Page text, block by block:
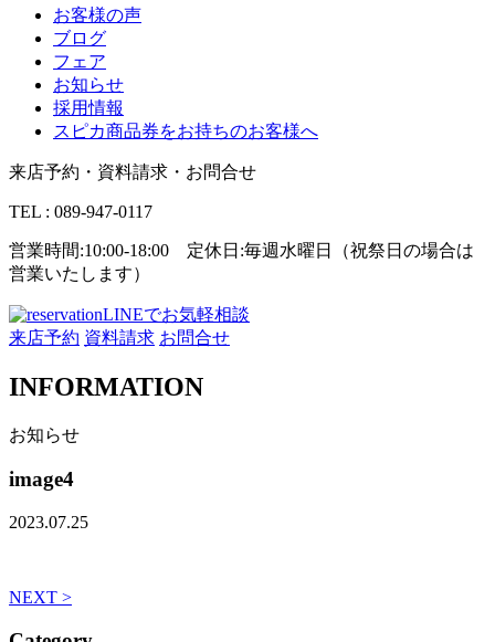
お客様の声
ブログ
フェア
お知らせ
採用情報
スピカ商品券をお持ちのお客様へ
来店予約・資料請求・お問合せ
TEL : 089-947-0117
営業時間:10:00-18:00 定休日:毎週水曜日（祝祭日の場合は
営業いたします）
LINEでお気軽相談
来店予約 資料請求 お問合せ
INFORMATION
お知らせ
image4
2023.07.25
NEXT >